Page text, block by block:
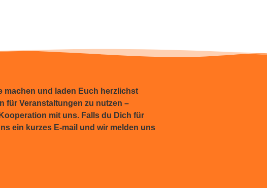
und laden Euch herzlichst
für Veranstaltungen zu nutzen –
mit uns. Falls du Dich für
ein kurzes E-mail und wir melden uns